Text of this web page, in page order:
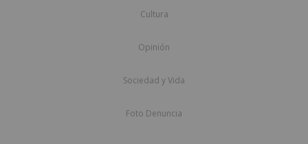
Cultura
Opinión
Sociedad y Vida
Foto Denuncia